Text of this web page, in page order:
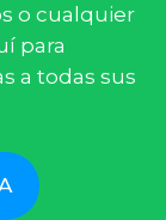
o cualquier
para
a todas sus